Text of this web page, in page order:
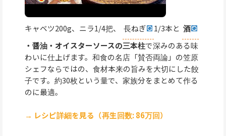
キャベツ200g、ニラ1/4把、 長ねぎ 1/3本と 酒
・醤油・オイスターソースの三本柱で深みのある味
わいに仕上げます。和食の名店「賛否両論」の笠原
シェフならではの、食材本来の旨みを大切にした餃
子です。約30枚という量で、家族分をまとめて作る
のに最適。
→ レシピ詳細を見る（再生回数: 86万回）